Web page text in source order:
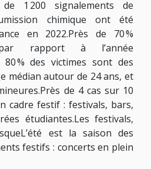
1 200 signalements de
chimique ont été
en 2022.Près de 70 %
par rapport à l’année
80 % des victimes sont des
médian autour de 24 ans, et
de 4 cas sur 10
cadre festif : festivals, bars,
étudiantes.Les festivals,
est la saison des
festifs : concerts en plein